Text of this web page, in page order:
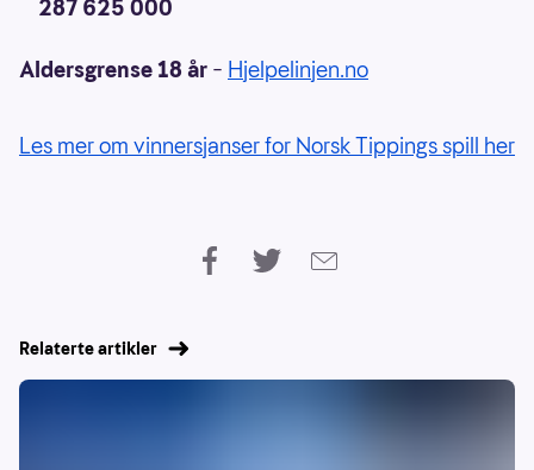
287 625 000
Aldersgrense 18 år – Hjelpelinjen.no
Les mer om vinnersjanser for Norsk Tippings spill her
Relaterte artikler